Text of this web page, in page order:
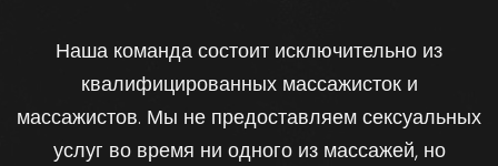
Наша команда состоит исключительно из
квалифицированных массажисток и
массажистов. Мы не предоставляем сексуальных
услуг во время ни одного из массажей, но